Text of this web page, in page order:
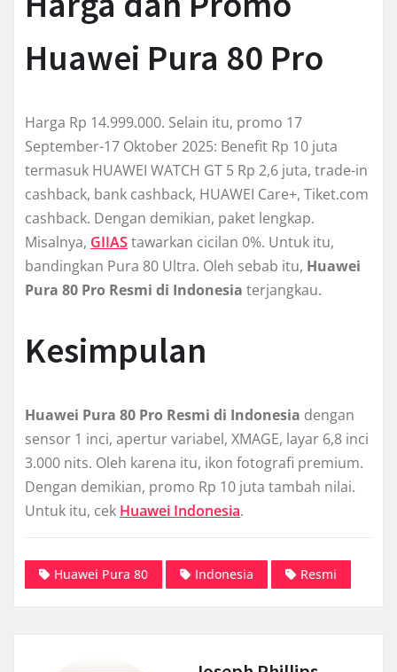
Huawei Pura 80 Pro
Harga Rp 14.999.000. Selain itu, promo 17
September-17 Oktober 2025: Benefit Rp 10 juta
termasuk HUAWEI WATCH GT 5 Rp 2,6 juta, trade-in
cashback, bank cashback, HUAWEI Care+, Tiket.com
cashback. Dengan demikian, paket lengkap.
Misalnya, GIIAS tawarkan cicilan 0%. Untuk itu,
bandingkan Pura 80 Ultra. Oleh sebab itu, Huawei
Pura 80 Pro Resmi di Indonesia terjangkau.
Kesimpulan
Huawei Pura 80 Pro Resmi di Indonesia dengan
sensor 1 inci, apertur variabel, XMAGE, layar 6,8 inci
3.000 nits. Oleh karena itu, ikon fotografi premium.
Dengan demikian, promo Rp 10 juta tambah nilai.
Untuk itu, cek Huawei Indonesia.
Huawei Pura 80 Indonesia Resmi